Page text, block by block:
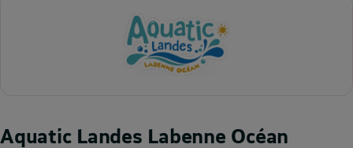
Aquatic Landes Labenne Océan